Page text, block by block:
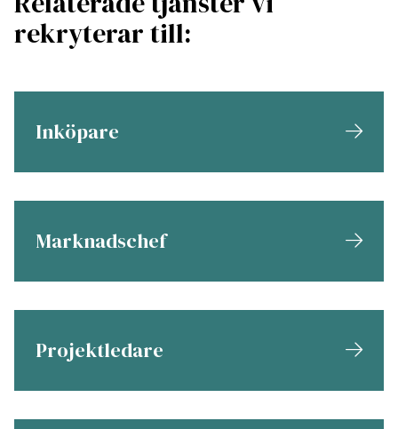
rekryterar till:
Inköpare
Marknadschef
Projektledare